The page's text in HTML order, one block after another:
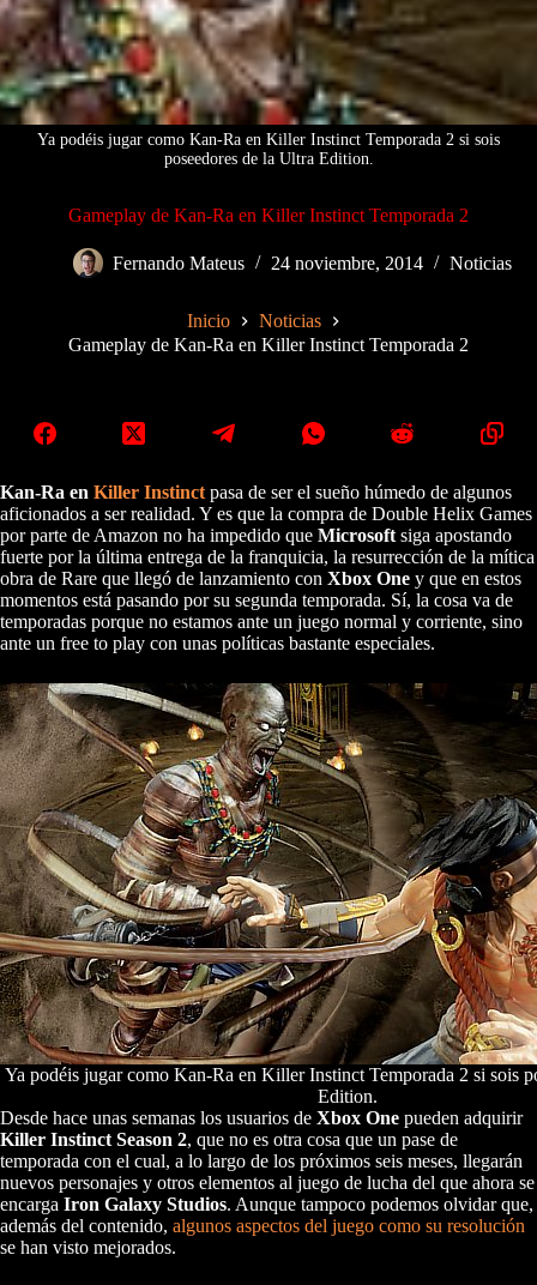
Ya podéis jugar como Kan-Ra en Killer Instinct Temporada 2 si sois
poseedores de la Ultra Edition.
Gameplay de Kan-Ra en Killer Instinct Temporada 2
Fernando Mateus 24 noviembre, 2014 Noticias
Inicio
Noticias
Gameplay de Kan-Ra en Killer Instinct Temporada 2
Kan-Ra en Killer Instinct pasa de ser el sueño húmedo de algunos
aficionados a ser realidad. Y es que la compra de Double Helix Games
por parte de Amazon no ha impedido que Microsoft siga apostando
fuerte por la última entrega de la franquicia, la resurrección de la mítica
obra de Rare que llegó de lanzamiento con Xbox One y que en estos
momentos está pasando por su segunda temporada. Sí, la cosa va de
temporadas porque no estamos ante un juego normal y corriente, sino
ante un free to play con unas políticas bastante especiales.
Ya podéis jugar como Kan-Ra en Killer Instinct Temporada 2 si sois
Edition.
Desde hace unas semanas los usuarios de Xbox One pueden adquirir
Killer Instinct Season 2, que no es otra cosa que un pase de
temporada con el cual, a lo largo de los próximos seis meses, llegarán
nuevos personajes y otros elementos al juego de lucha del que ahora se
encarga Iron Galaxy Studios. Aunque tampoco podemos olvidar que,
además del contenido, algunos aspectos del juego como su resolución
se han visto mejorados.